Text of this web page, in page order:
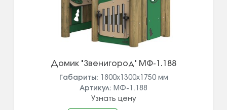
Домик "Звенигород" МФ-1.188
Габариты: 1800x1300x1750 мм
Артикул: МФ-1.188
Узнать цену